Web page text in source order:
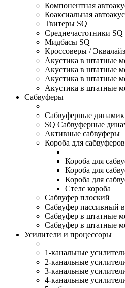
Компонентная
Коаксиальная
Твитеры SQ
Среднечастотники SQ
Мидбасы SQ
Кроссоверы /
Акустика в штатные
Акустика в штатные
Акустика в штатные
Акустика в штатные
Сабвуферы
Сабвуферные
SQ Сабвуферные
Активные сабвуферы
Короба для сабвуферов
Короба для
Короба для
Короба для
Стелс короба
Cабвуфер плоский
Сабвуфер пассивный
Сабвуфер в штатные
Сабвуфер в штатные
Усилители и процессоры
1-канальные
2-канальные
3-канальные
4-канальные